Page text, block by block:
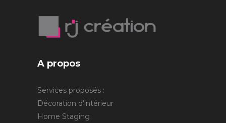
A propos
Services proposés :
Décoration d'intérieur
Home Staging